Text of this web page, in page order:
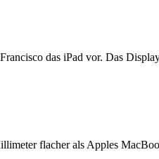
das iPad vor. Das
flacher als Apples